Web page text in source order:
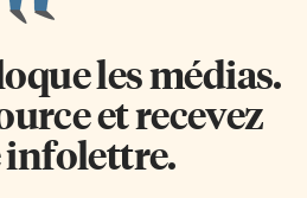
les médias.
et recevez